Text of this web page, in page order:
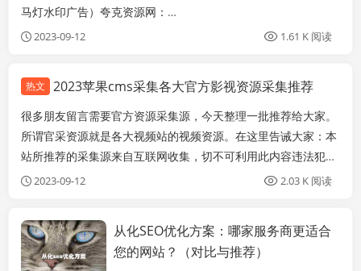
马灯水印广告）夸克资源网：
http://www.kuakezy.com/help/index.html（秒播、资源稳
少量跑马灯水印广告）极速资源网：https://ka...
2023-09-12 1.61 K 阅读
热文 2023苹果cms采集各大官方影视资源采集推荐
很多朋友留言需要官方资源采集源，今天整理一批推荐给大家。
所谓官采资源就是各大视频站的视频资源。在这里告诫大家：本
站所推荐的采集源来自互联网收集，切不可利用此内容违法犯
罪，推荐采集源所有内容于本站无关。本站推荐采集源站点：大
时、少量跑马灯水印广告）夸克资源网：
http://www.kuakezy.com/help/index.ht...
2023-09-12 2.03 K 阅读
未命名
从化SEO优化方案：哪家服务商更适合
您的网站？（对比与推荐）